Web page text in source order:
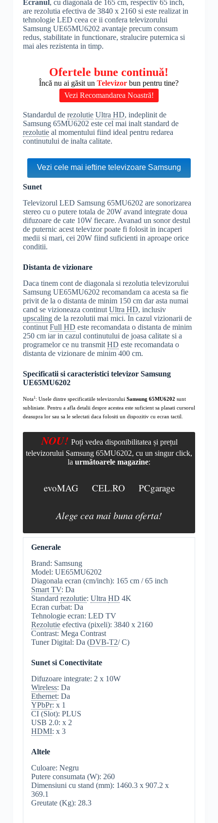
Ecranul, cu diagonala de 165 cm, respectiv 65 inch,
are rezolutia efectiva de 3840 x 2160 si este realizat in
tehnologie LED ceea ce ii confera televizorului
Samsung UE65MU6202 avantaje precum consum
redus, stabilitate in functionare, stralucire puternica si
mai ales rezistenta in timp.
Ofertele bune continuă!
Încă nu ai găsit unTelevizorbun pentru tine?
Vezi Recomandarea Noastră!
Standardul de rezolutie Ultra HD, indeplinit de
Samsung 65MU6202 este cel mai inalt standard de
rezolutieal momentului fiind ideal pentru redarea
continutului de inalta calitate.
Vezi cele mai ieftine televizoare Samsung
Sunet
Televizorul LED Samsung 65MU6202 are sonorizarea
stereo cu o putere totala de 20W avand integrate doua
difuzoare de cate 10W fiecare. Avanad un sonor destul
de puternic acest televizor poate fi folosit in incaperi
medii si mari, cei 20W fiind suficienti in aproape orice
conditii.
Distanta de vizionare
Daca tinem cont de diagonala si rezolutia televizorului
Samsung UE65MU6202 recomandam ca acesta sa fie
privit de la o distanta de minim 150 cm dar asta numai
cand se vizioneaza continut Ultra HD, inclusiv
upscalingde la rezolutii mai mici. In cazul vizionarii de
continut Full HD este recomandata o distanta de minim
250 cm iar in cazul continutului de joasa calitate si a
programelor ce nu transmit HD este recomandata o
distanta de vizionare de minim 400 cm.
Specificatii si caracteristici televizor Samsung
UE65MU6202
Nota1: Unele dintre specificatiile televizorului Samsung 65MU6202 sunt
subliniate. Pentru a afla detalii despre acestea este suficient sa plasati cursorul
deasupra lor sau sa le selectati daca folositi un dispozitiv cu ecran tactil.
NOU! Poți vedea disponibilitatea și prețul
televizorului Samsung 65MU6202, cu un singur click,
la următoarele magazine:
evoMAG CEL.RO PCgarage
Alege cea mai buna oferta!
Generale
Brand: Samsung
Model: UE65MU6202
Diagonala ecran (cm/inch): 165 cm / 65 inch
Smart TV: Da
Standard rezolutie: Ultra HD 4K
Ecran curbat: Da
Tehnologie ecran: LED TV
Rezolutieefectiva (pixeli): 3840 x 2160
Contrast: Mega Contrast
Tuner Digital: Da (DVB-T2/ C)
Sunet si Conectivitate
Difuzoare integrate: 2 x 10W
Wireless: Da
Ethernet: Da
YPbPr: x 1
CI (Slot): PLUS
USB 2.0: x 2
HDMI: x 3
Altele
Culoare: Negru
Putere consumata (W): 260
Dimensiuni cu stand (mm): 1460.3 x 907.2 x
369.1
Greutate (Kg): 28.3